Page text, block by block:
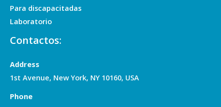
Para discapacitadas
Laboratorio
Contactos:
Address
1st Avenue, New York, NY 10160, USA
Phone